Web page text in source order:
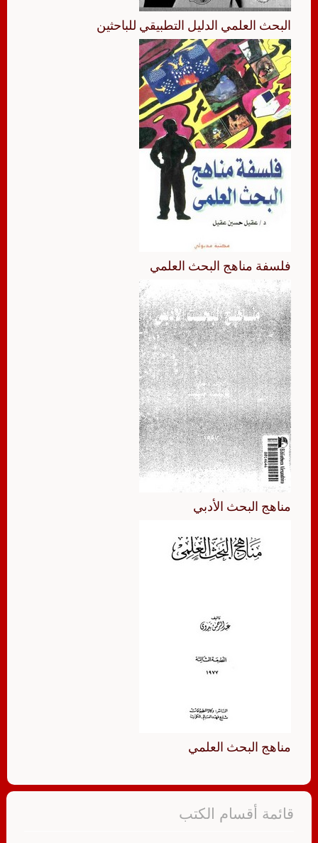
البحث العلمي الدليل التطبيقي للباحثين
فلسفة مناهج البحث العلمي
مناهج البحث الأدبي
مناهج البحث العلمي
قائمة أقسام الكتب